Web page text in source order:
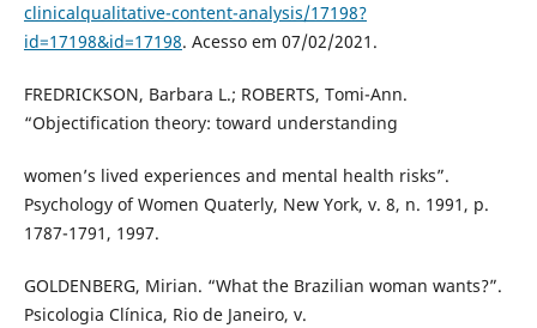
clinicalqualitative-content-analysis/17198?
id=17198&id=17198. Acesso em 07/02/2021.
FREDRICKSON, Barbara L.; ROBERTS, Tomi-Ann.
“Objectification theory: toward understanding
women’s lived experiences and mental health risks”.
Psychology of Women Quaterly, New York, v. 8, n. 1991, p.
1787-1791, 1997.
GOLDENBERG, Mirian. “What the Brazilian woman wants?”.
Psicologia Clínica, Rio de Janeiro, v.